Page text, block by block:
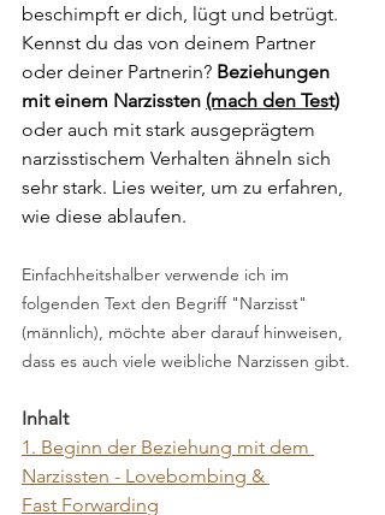
beschimpft er dich, lügt und betrügt.
Kennst du das von deinem Partner
oder deiner Partnerin? Beziehungen
mit einem Narzissten (mach den Test)
oder auch mit stark ausgeprägtem
narzisstischem Verhalten ähneln sich
sehr stark. Lies weiter, um zu erfahren,
wie diese ablaufen.
Einfachheitshalber verwende ich im
folgenden Text den Begriff "Narzisst"
(männlich), möchte aber darauf hinweisen,
dass es auch viele weibliche Narzissen gibt.
Inhalt
1. Beginn der Beziehung mit dem
Narzissten - Lovebombing &
Fast Forwarding